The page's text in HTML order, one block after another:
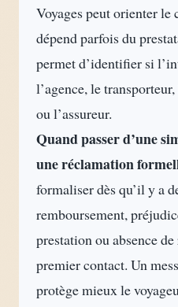
Voyages peut orienter le
dépend parfois du
permet d’identifier si
l’agence, le
ou l’assureur.
Quand passer d’une
une réclamation
formaliser dès qu’il y a
remboursement,
prestation ou absence
premier contact. Un
protège mieux le